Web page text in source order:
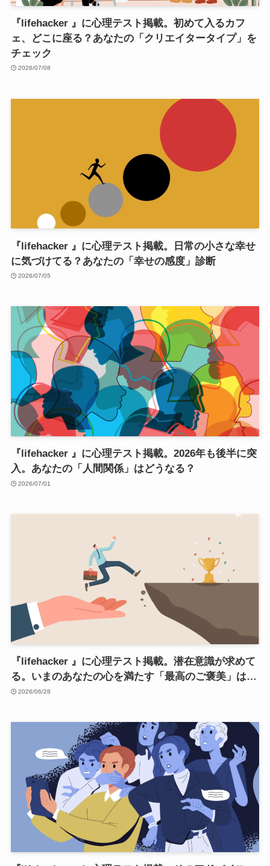
『lifehacker 』に心理テスト掲載。初めて入るカフ
ェ、どこに座る？あなたの「クリエイタータイプ」を
チェック
2026/07/08
『lifehacker 』に心理テスト掲載。日常の小さな幸せ
に気づけてる？あなたの「幸せの感度」診断
2026/07/05
『lifehacker 』に心理テスト掲載。2026年も後半に突
入。あなたの「人間関係」はどうなる？
2026/07/01
『lifehacker 』に心理テスト掲載。潜在意識が求めて
る。いまのあなたの心を満たす「最高のご褒美」は…
2026/06/28